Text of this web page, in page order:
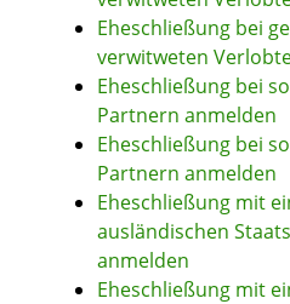
Eheschließung bei
verwitweten
Eheschließung bei
Partnern anmelden
Eheschließung bei
Partnern anmelden
Eheschließung mit
ausländischen
anmelden
Eheschließung mit